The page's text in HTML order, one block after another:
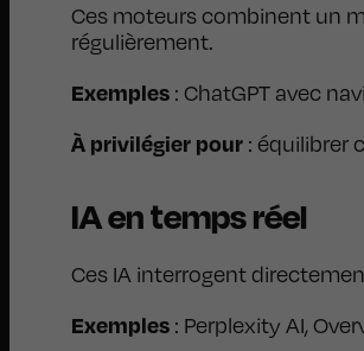
Ces moteurs combinent un
régulièrement.
Exemples : ChatGPT avec
À privilégier pour : équilibrer
IA en temps réel
Ces IA interrogent
Exemples : Perplexity AI,